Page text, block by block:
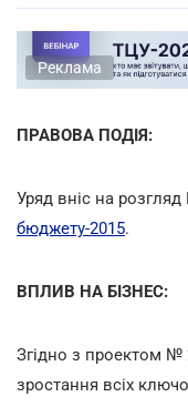
Реклама
ПРАВОВА ПОДІЯ:
Уряд вніс на
бюджету-2015.
ВПЛИВ НА БІЗНЕС:
Згідно з проектом №
зростання всіх